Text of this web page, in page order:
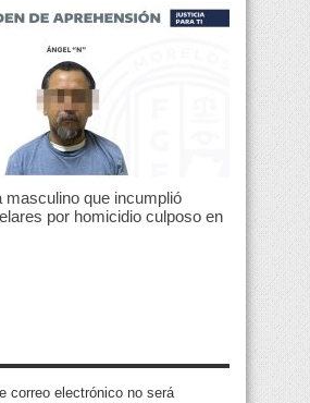
masculino que incumplió
por homicidio culposo en
correo electrónico no será